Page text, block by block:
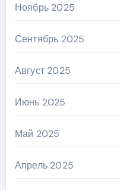
Ноябрь 2025
Сентябрь 2025
Август 2025
Июнь 2025
Май 2025
Апрель 2025